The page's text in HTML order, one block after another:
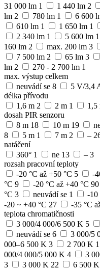
31 000 lm 1 1 440 lm 2
lm 2 780 lm 1 6 600
610 lm 1 1 650 lm 1
2 340 lm 1 5 600 lm 1
160 lm 2 max. 200 lm 3
7 500 lm 2 65 lm 3
lm 2 270 - 2 700 lm 1
max. výstup celkem
neuvádí se 8 5 V/3,4
délka přívodu
1,6 m 2 2 m 1 1,5
dosah PIR senzoru
8 m 18 10 m 19
8
5 m 1 7 m 2 –
natáčení
360° 1 ne 13 – 3
rozsah pracovní teploty
-20 °C až +50 °C 5 -
°C 9 -20 °C až +40 °C 90
°C 3 neuvádí se 1 -10
-20 ~ +40 °C 27 -35 °C
teplota chromatičnosti
3 000/4 000/6 500 K 5
neuvádí se 6 3 000/5
000–6 500 K 3 2 700 K 1
000/4 000/5 000 K 4 3
3
3 000 K 22 6 500 K